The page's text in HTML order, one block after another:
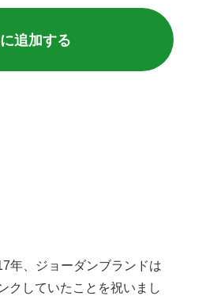
追加する
年、ジョーダンブランドは
クしていたことを祝いまし